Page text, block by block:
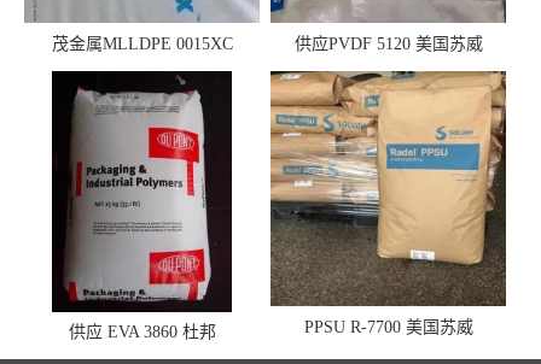
茂金属MLLDPE 0015XC
0019XC 现货
供应PVDF 5120 美国苏威
供应 EVA 3860 杜邦 PPSU R-7700 美国苏威